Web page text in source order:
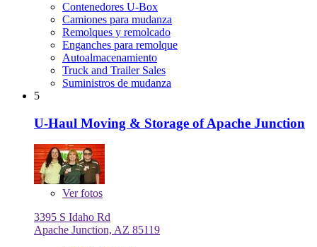
Contenedores U-Box
Camiones para mudanza
Remolques y remolcado
Enganches para remolque
Autoalmacenamiento
Truck and Trailer Sales
Suministros de mudanza
5
U-Haul Moving & Storage of Apache Junction
Verfotos
3395 S Idaho Rd
Apache Junction, AZ 85119